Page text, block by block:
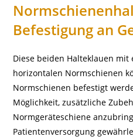
Befestigung an
Diese beiden Halteklauen
horizontalen Normschienen
Normschienen befestigt
Möglichkeit, zusätzliche
Normgeräteschiene
Patientenversorgung